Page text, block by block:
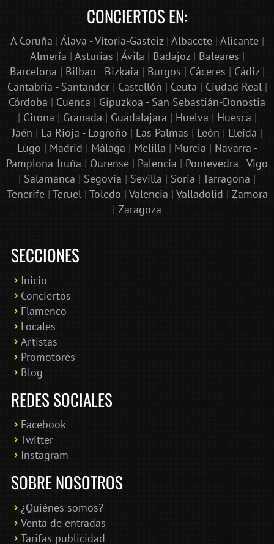
CONCIERTOS EN:
A Coruña | Álava - Vitoria-Gasteiz| Albacete| Alicante|
Almería | Asturias | Ávila | Badajoz| Baleares |
Barcelona | Bilbao - Bizkaia | Burgos | Cáceres | Cádiz|
Cantabria - Santander| Castellón | Ceuta | Ciudad Real|
Córdoba | Cuenca | Gipuzkoa - San Sebastián-Donostia
| Girona | Granada | Guadalajara | Huelva | Huesca |
Jaén | La Rioja - Logroño | Las Palmas | León | Lleida |
Lugo | Madrid | Málaga | Melilla | Murcia | Navarra -
Pamplona-Iruña | Ourense | Palencia | Pontevedra - Vigo
| Salamanca | Segovia | Sevilla | Soria | Tarragona |
Tenerife| Teruel| Toledo | Valencia | Valladolid | Zamora
| Zaragoza
SECCIONES
Inicio
Conciertos
Flamenco
Locales
Artistas
Promotores
Blog
REDES SOCIALES
Facebook
Twitter
Instagram
SOBRE NOSOTROS
¿Quiénes somos?
Venta de entradas
Tarifas publicidad